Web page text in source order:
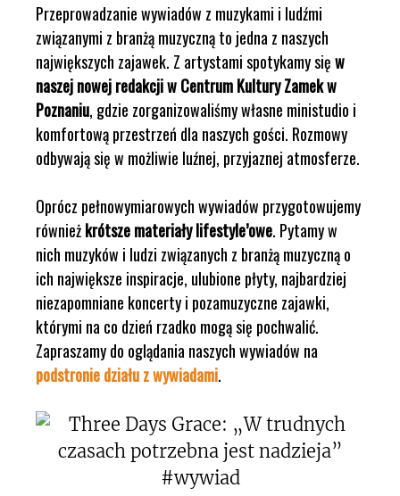
Przeprowadzanie wywiadów z muzykami i ludźmi
związanymi z branżą muzyczną to jedna z naszych
największych zajawek. Z artystami spotykamy sięw
naszej nowej redakcji w Centrum Kultury Zamek w
Poznaniu, gdzie zorganizowaliśmy własne ministudio i
komfortową przestrzeń dla naszych gości. Rozmowy
odbywają się w możliwie luźnej, przyjaznej atmosferze.
Oprócz pełnowymiarowych wywiadów przygotowujemy
równieżkrótsze materiały lifestyle’owe. Pytamy w
nich muzyków i ludzi związanych z branżą muzyczną o
ich największe inspiracje, ulubione płyty, najbardziej
niezapomniane koncerty i pozamuzyczne zajawki,
którymi na co dzień rzadko mogą się pochwalić.
Zapraszamy do oglądania naszych wywiadów na
podstronie działu z wywiadami.